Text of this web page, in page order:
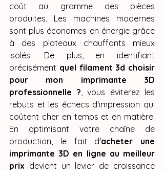
coût au gramme des pièces
produites. Les machines modernes
sont plus économes en énergie grâce
à des plateaux chauffants mieux
isolés. De plus, en identifiant
précisément quel filament 3d choisir
pour mon imprimante 3D
professionnelle ? , vous éviterez les
rebuts et les échecs d'impression qui
coûtent cher en temps et en matière.
En optimisant votre chaîne de
production, le fait d'acheter une
imprimante 3D en ligne au meilleur
prix devient un levier de croissance